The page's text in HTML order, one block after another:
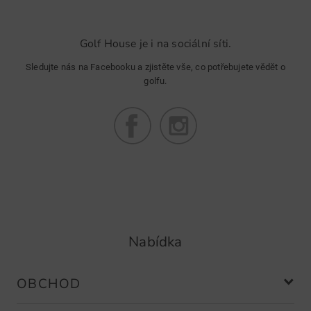
Golf House je i na sociální síti.
Sledujte nás na Facebooku a zjistěte vše, co potřebujete vědět o
golfu.
Nabídka
OBCHOD